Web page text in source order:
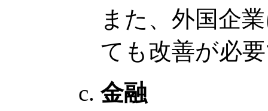
また、外国企
ても改善が必
金融